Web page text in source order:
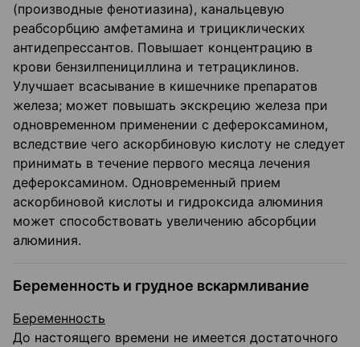
(производные фенотиазина), канальцевую
реабсорбцию амфетамина и трициклических
антидепрессантов. Повышает концентрацию в
крови бензилпенициллина и тетрациклинов.
Улучшает всасывание в кишечнике препаратов
железа; может повышать экскрецию железа при
одновременном применении с дефероксамином,
вследствие чего аскорбиновую кислоту не следует
принимать в течение первого месяца лечения
дефероксамином. Одновременный прием
аскорбиновой кислоты и гидроксида алюминия
может способствовать увеличению абсорбции
алюминия.
Беременность и грудное вскармливание
Беременность
До настоящего времени не имеется достаточного